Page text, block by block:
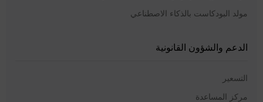
مولد البودكاست بالذكاء الاصطناعي
الدعم والشؤون القانونية
التسعير
مركز المساعدة